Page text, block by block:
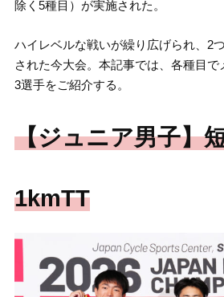
除く5種目）が実施された。
ハイレベルな戦いが繰り広げられ、2
された今大会。本記事では、各種目
3選手をご紹介する。
【ジュニア男子】
1kmTT